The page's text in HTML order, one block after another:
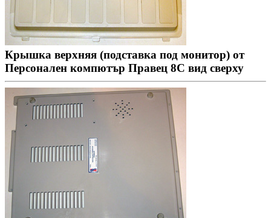
Крышка верхняя (подставка под монитор) от
Персонален компютър Правец 8С вид сверху